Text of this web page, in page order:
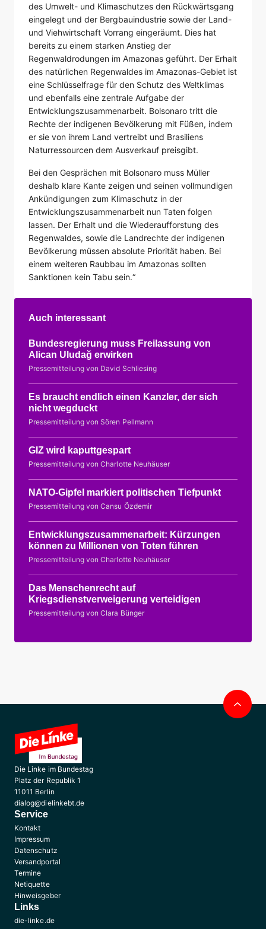
des Umwelt- und Klimaschutzes den Rückwärtsgang
eingelegt und der Bergbauindustrie sowie der Land-
und Viehwirtschaft Vorrang eingeräumt. Dies hat
bereits zu einem starken Anstieg der
Regenwaldrodungen im Amazonas geführt. Der Erhalt
des natürlichen Regenwaldes im Amazonas-Gebiet ist
eine Schlüsselfrage für den Schutz des Weltklimas
und ebenfalls eine zentrale Aufgabe der
Entwicklungszusammenarbeit. Bolsonaro tritt die
Rechte der indigenen Bevölkerung mit Füßen, indem
er sie von ihrem Land vertreibt und Brasiliens
Naturressourcen dem Ausverkauf preisgibt.
Bei den Gesprächen mit Bolsonaro muss Müller
deshalb klare Kante zeigen und seinen vollmundigen
Ankündigungen zum Klimaschutz in der
Entwicklungszusammenarbeit nun Taten folgen
lassen. Der Erhalt und die Wiederaufforstung des
Regenwaldes, sowie die Landrechte der indigenen
Bevölkerung müssen absolute Priorität haben. Bei
einem weiteren Raubbau im Amazonas sollten
Sanktionen kein Tabu sein.“
Auch interessant
Bundesregierung muss Freilassung von
Alican Uludağ erwirken
Pressemitteilung von David Schliesing
Es braucht endlich einen Kanzler, der sich
nicht wegduckt
Pressemitteilung von Sören Pellmann
GIZ wird kaputtgespart
Pressemitteilung von Charlotte Neuhäuser
NATO-Gipfel markiert politischen Tiefpunkt
Pressemitteilung von Cansu Özdemir
Entwicklungszusammenarbeit: Kürzungen
können zu Millionen von Toten führen
Pressemitteilung von Charlotte Neuhäuser
Das Menschenrecht auf
Kriegsdienstverweigerung verteidigen
Pressemitteilung von Clara Bünger
Die Linke im Bundestag
Platz der Republik 1
11011 Berlin
dialog@dielinkebt.de
Service
Kontakt
Impressum
Datenschutz
Versandportal
Termine
Netiquette
Hinweisgeber
Links
die-linke.de